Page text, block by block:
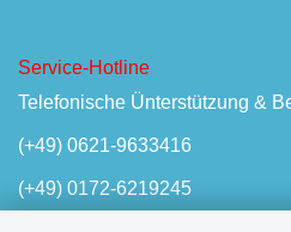
Service-Hotline
Telefonische Ünterstützung &
(+49) 0621-9633416
(+49) 0172-6219245